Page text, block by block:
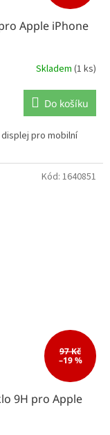
Apple iPhone
Skladem (1 ks)
Do košíku
displej pro mobilní
97 Kč
–19 %
9H pro Apple
Kód: 1640851